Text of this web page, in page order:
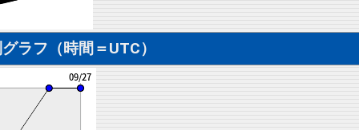
ラフ（時間＝UTC）